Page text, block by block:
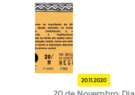
20.11.2020